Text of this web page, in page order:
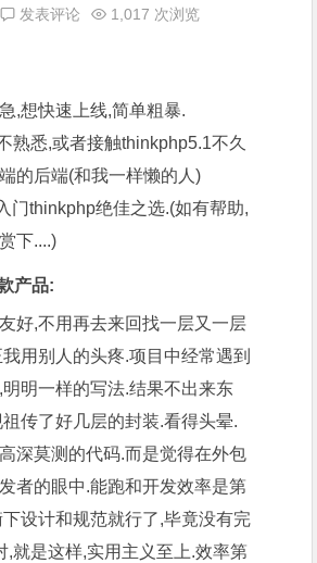
发表评论 1,017 次浏览
,想快速上线,简单粗暴.
熟悉,或者接触thinkphp5.1不久
的后端(和我一样懒的人)
门thinkphp绝佳之选.(如有帮助,
下....)
产品:
好,不用再去来回找一层又一层
用别人的头疼.项目中经常遇到
明一样的写法.结果不出来东
传了好几层的封装.看得头晕.
深莫测的代码.而是觉得在外包
者的眼中.能跑和开发效率是第
设计和规范就行了,毕竟没有完
,就是这样,实用主义至上.效率第